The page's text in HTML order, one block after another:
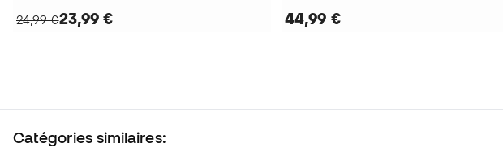
24,99 €23,99 € 44,99 €
Catégories similaires: